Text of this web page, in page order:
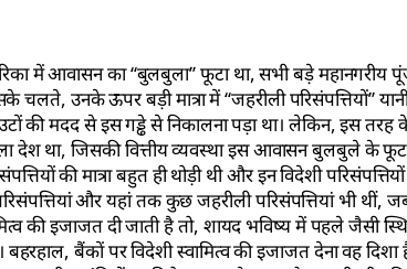
आवासन का ‘‘बुलबुला’’ फूटा था, सभी बड़े महानगरीय
ऊपर बड़ी मात्रा में ‘‘जहरीली परिसंपत्तियों’’
की मदद से इस गड्ढे से निकालना पड़ा था। लेकिन, इस
देश था, जिसकी वित्तीय व्यवस्था इस आवासन बुलबुले के
की मात्रा बहुत ही थोड़ी थी और इन विदेशी परिसंपत्तियों
और यहां तक कुछ जहरीली परिसंपत्तियां भी थीं,
की इजाजत दी जाती है तो, शायद भविष्य में पहले जैसी
बैंकों पर विदेशी स्वामित्व की इजाजत देना वह